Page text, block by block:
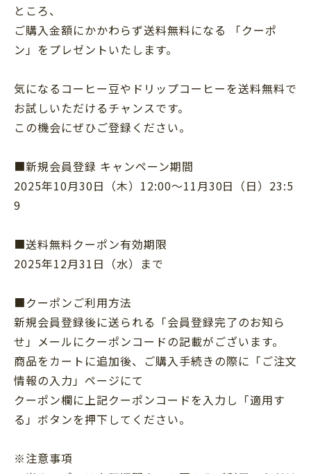
ところ、
ご購入金額にかかわらず送料無料になる 「クーポ
ン」をプレゼントいたします。
気になるコーヒー豆やドリップコーヒーを送料無料で
お試しいただけるチャンスです。
この機会にぜひご登録ください。
■新規会員登録 キャンペーン期間
2025年10月30日（木）12:00～11月30日（日）23:5
9
■送料無料クーポン有効期限
2025年12月31日（水）まで
■クーポンご利用方法
新規会員登録後に送られる「会員登録完了のお知ら
せ」メールにクーポンコードの記載がございます。
商品をカートに追加後、ご購入手続きの際に「ご注文
情報の入力」ページにて
クーポン欄に上記クーポンコードを入力し「適用す
る」ボタンを押下してください。
※注意事項